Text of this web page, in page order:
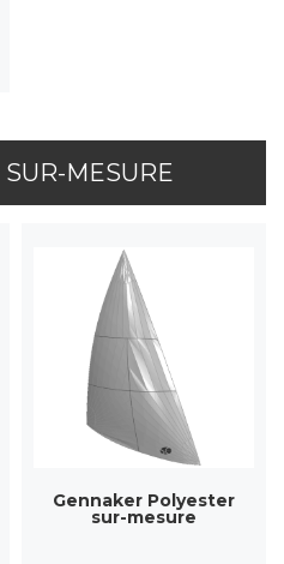
MESURE
Gennaker Polyester
sur-mesure